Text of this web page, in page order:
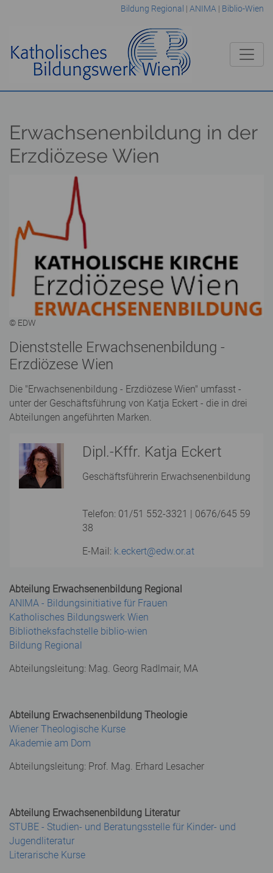
Bildung Regional | ANIMA | Biblio-Wien
Erwachsenenbildung in der
Erzdiözese Wien
© EDW
Dienststelle Erwachsenenbildung -
Erzdiözese Wien
Die "Erwachsenenbildung - Erzdiözese Wien" umfasst -
unter der Geschäftsführung von Katja Eckert - die in drei
Abteilungen angeführten Marken.
Dipl.-Kffr. Katja Eckert
Geschäftsführerin Erwachsenenbildung
Telefon: 01/51 552-3321 | 0676/645 59
38
E-Mail: k.eckert@edw.or.at
Abteilung Erwachsenenbildung Regional
ANIMA - Bildungsinitiative für Frauen
Katholisches Bildungswerk Wien
Bibliotheksfachstelle biblio-wien
Bildung Regional
Abteilungsleitung: Mag. Georg Radlmair, MA
Abteilung Erwachsenenbildung Theologie
Wiener Theologische Kurse
Akademie am Dom
Abteilungsleitung: Prof. Mag. Erhard Lesacher
Abteilung Erwachsenenbildung Literatur
STUBE - Studien- und Beratungsstelle für Kinder- und
Jugendliteratur
Literarische Kurse